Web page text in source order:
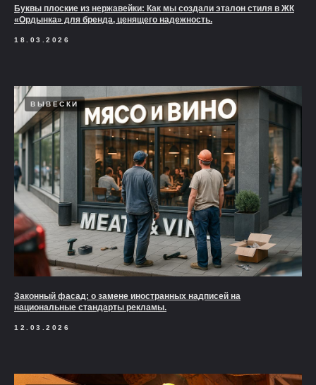
Буквы плоские из нержавейки: Как мы создали эталон стиля в ЖК
«Ордынка» для бренда, ценящего надежность.
18.03.2026
ВЫВЕСКИ
Законный фасад: о замене иностранных надписей на
национальные стандарты рекламы.
12.03.2026